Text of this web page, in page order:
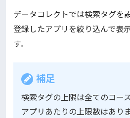
データコレクトでは検索タグを
登録したアプリを絞り込んで表
す。
補足
検索タグの上限は全てのコー
アプリあたりの上限数はあり